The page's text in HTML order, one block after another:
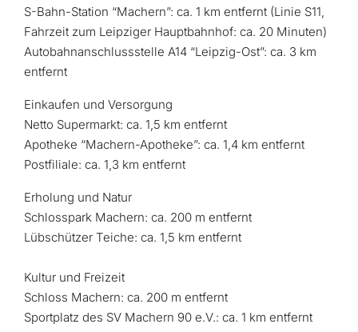
S-Bahn-Station “Machern”: ca. 1 km entfernt (Linie S11,
Fahrzeit zum Leipziger Hauptbahnhof: ca. 20 Minuten)​
Autobahnanschlussstelle A14 “Leipzig-Ost”: ca. 3 km
entfernt​
Einkaufen und Versorgung
Netto Supermarkt: ca. 1,5 km entfernt​
Apotheke “Machern-Apotheke”: ca. 1,4 km entfernt​
Postfiliale: ca. 1,3 km entfernt​
Erholung und Natur
Schlosspark Machern: ca. 200 m entfernt​
Lübschützer Teiche: ca. 1,5 km entfernt
Kultur und Freizeit
Schloss Machern: ca. 200 m entfernt​
Sportplatz des SV Machern 90 e.V.: ca. 1 km entfernt​